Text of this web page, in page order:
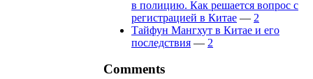
в полицию. Как решается вопрос с
регистрацией в Китае — 2
Тайфун Мангхут в Китае и его
последствия — 2
Comments